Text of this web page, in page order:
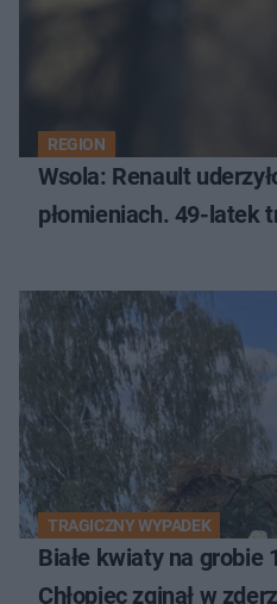
REGION
Wsola: Renault
płomieniach. 49-latek
TRAGICZNY WYPADEK
Białe kwiaty na grobie
Chłopiec zginął w